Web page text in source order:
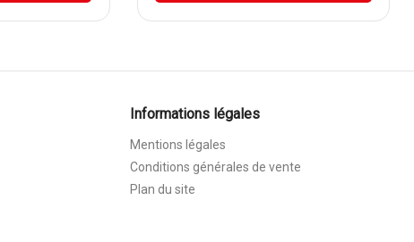
Informations légales
Mentions légales
Conditions générales de vente
Plan du site